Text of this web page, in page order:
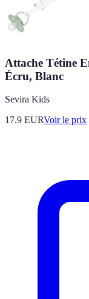
Attache Tétine
Écru, Blanc
Sevira Kids
17.9 EURVoir le prix